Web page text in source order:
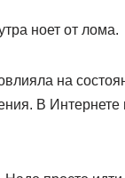
ноет от лома.
на
В